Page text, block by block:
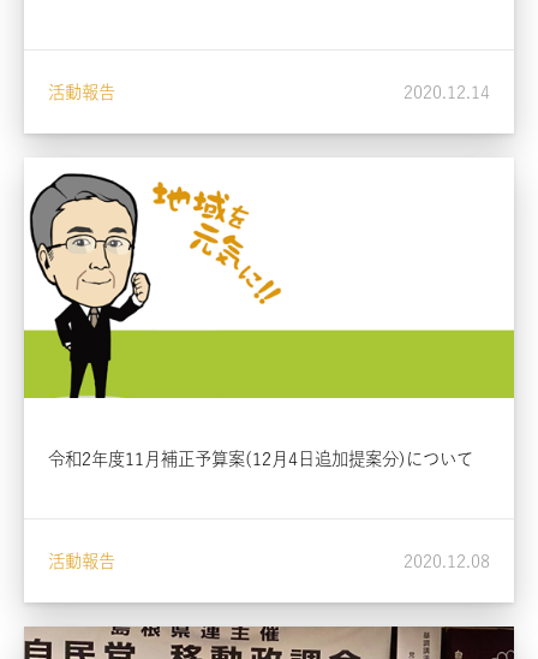
活動報告 2020.12.14
令和2年度11月補正予算案(12月4日追加提案分)について
活動報告 2020.12.08